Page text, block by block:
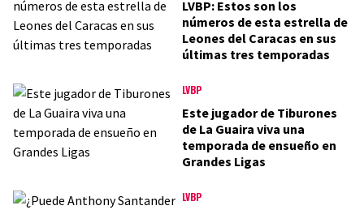
LVBP: Estos son los
números de esta estrella de
Leones del Caracas en sus
últimas tres temporadas
LVBP
Este jugador de Tiburones
de La Guaira viva una
temporada de ensueño en
Grandes Ligas
LVBP